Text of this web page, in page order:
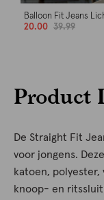
Balloon Fit Jeans
20.00
39.99
Product
De Straight Fit
voor jongens.
katoen, polyester,
knoop- en